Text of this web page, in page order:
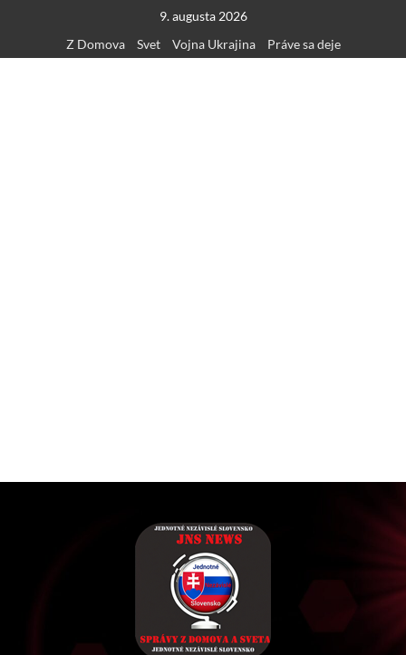
content
9. augusta 2026
Z Domova
Svet Vojna Ukrajina Práve sa deje